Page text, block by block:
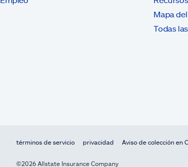
Mapa
Todas
términos de servicio privacidad Aviso de colección en
©2026 Allstate Insurance Company